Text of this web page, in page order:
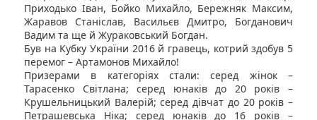
Приходько Іван, Бойко Михайло, Бережняк Максим,
Жаравов Станіслав, Васильєв Дмитро, Богданович
Вадим та ще й Жураковський Богдан.
Був на Кубку України 2016 й гравець, котрий здобув 5
перемог – Артамонов Михайло!
Призерами в категоріях стали: серед жінок –
Тарасенко Світлана; серед юнаків до 20 років –
Крушельницький Валерій; серед дівчат до 20 років –
Петрашевська Ніка; серед юнаків до 16 років –